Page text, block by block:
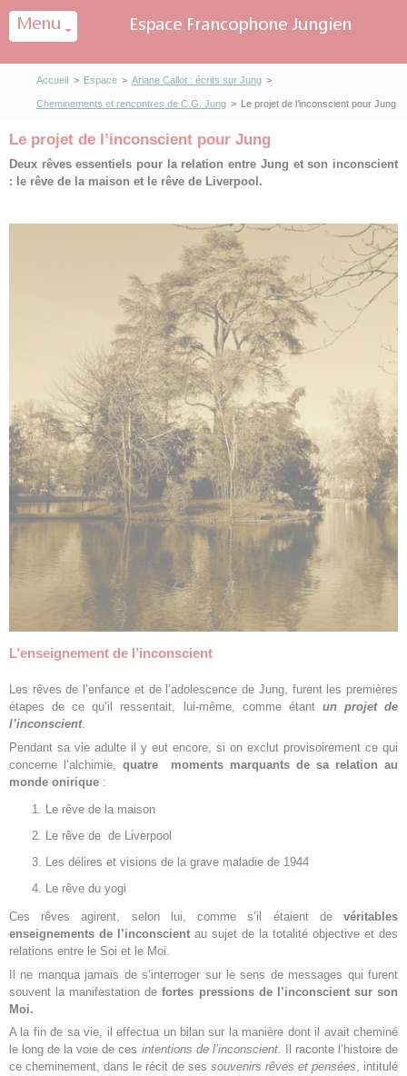
Accueil > Espace > Ariane Callot : écrits sur Jung >
Cheminements et rencontres de C.G. Jung > Le projet de l’inconscient pour Jung
Le projet de l’inconscient pour Jung
Deux rêves essentiels pour la relation entre Jung et son inconscient
: le rêve de la maison et le rêve de Liverpool.
L’enseignement de l’inconscient
Les rêves de l’enfance et de l’adolescence de Jung, furent les premières
étapes de ce qu’il ressentait, lui-même, comme étantun projet de
l’inconscient.
Pendant sa vie adulte il y eut encore, si on exclut provisoirement ce qui
concerne l’alchimie, quatre moments marquants de sa relation au
monde onirique :
Le rêve de la maison
Le rêve de de Liverpool
Les délires et visions de la grave maladie de 1944
Le rêve du yogi
Ces rêves agirent, selon lui, comme s’il étaient de véritables
enseignements de l’inconscient au sujet de la totalité objective et des
relations entre le Soi et le Moi.
Il ne manqua jamais de s’interroger sur le sens de messages qui furent
souvent la manifestation de fortes pressions de l’inconscient sur son
Moi.
A la fin de sa vie, il effectua un bilan sur la manière dont il avait cheminé
le long de la voie de ces intentions de l’inconscient.
Il raconte l’histoire de
ce cheminement, dans le récit de ses souvenirs rêves et pensées, intitulé
Panneau de gestion des cookies